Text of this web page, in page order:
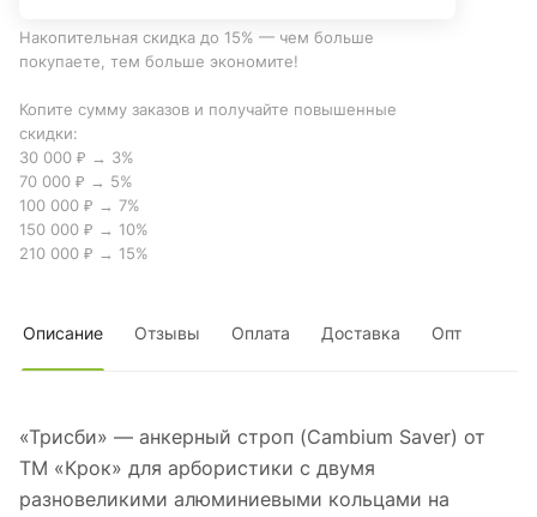
Накопительная скидка до 15% — чем больше
покупаете, тем больше экономите!
Копите сумму заказов и получайте повышенные
скидки:
30 000 ₽ → 3%
70 000 ₽ → 5%
100 000 ₽ → 7%
150 000 ₽ → 10%
210 000 ₽ → 15%
Описание Отзывы Оплата Доставка Опт
«Трисби» — анкерный строп (Cambium Saver) от
ТМ «Крок» для арбористики с двумя
разновеликими алюминиевыми кольцами на